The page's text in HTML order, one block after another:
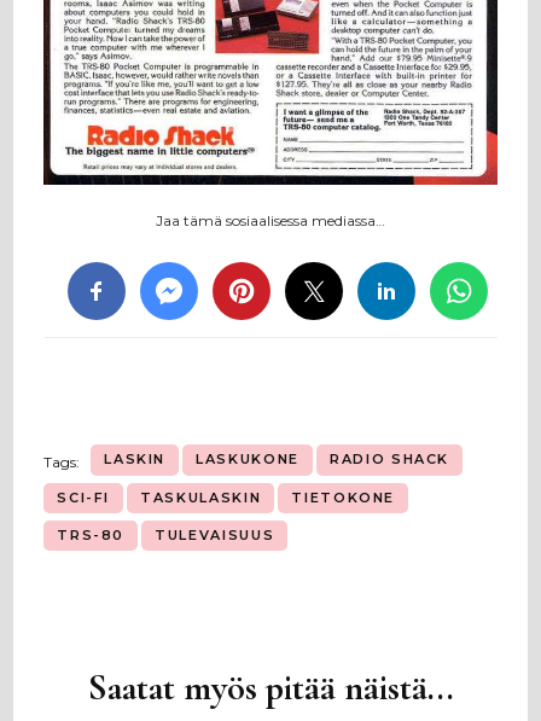
Jaa tämä sosiaalisessa mediassa…
Tags: LASKIN LASKUKONE RADIO SHACK
SCI-FI TASKULASKIN TIETOKONE
TRS-80 TULEVAISUUS
Artikkelien
Saatat myös pitää näistä...